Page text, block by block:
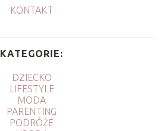
KONTAKT
KATEGORIE:
DZIECKO
LIFESTYLE
MODA
PARENTING
PODRÓŻE